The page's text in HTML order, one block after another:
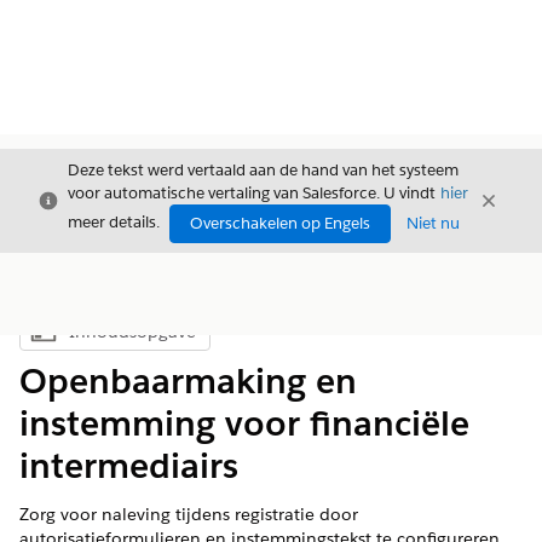
Sluiten
Deze tekst werd vertaald aan de hand van het systeem
voor automatische vertaling van Salesforce. U vindt hier
meer details.
Overschakelen op Engels Niet nu
Sluiten
Inhoudsopgave weergeven
Inhoudsopgave
Openbaarmaking en
instemming voor financiële
intermediairs
Zorg voor naleving tijdens registratie door